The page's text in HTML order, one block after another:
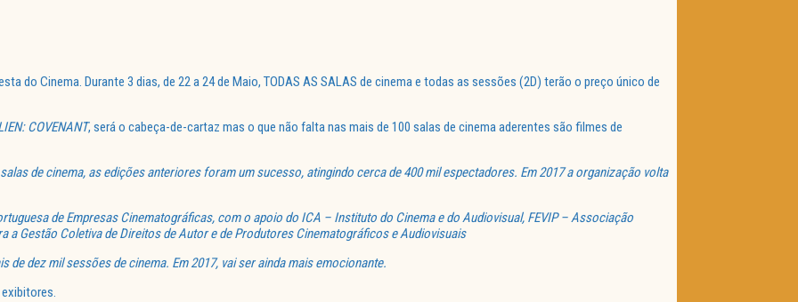
do Cinema. Durante 3 dias, de 22 a 24 de Maio, TODAS AS SALAS de cinema e todas as sessões (2D) terão o preço único de
COVENANT, será o cabeça-de-cartaz mas o que não falta nas mais de 100 salas de cinema aderentes são filmes de
de cinema, as edições anteriores foram um sucesso, atingindo cerca de 400 mil espectadores. Em 2017 a organização volta
de Empresas Cinematográficas, com o apoio do ICA – Instituto do Cinema e do Audiovisual, FEVIP – Associação
a Gestão Coletiva de Direitos de Autor e de Produtores Cinematográficos e Audiovisuais
de dez mil sessões de cinema. Em 2017, vai ser ainda mais emocionante.